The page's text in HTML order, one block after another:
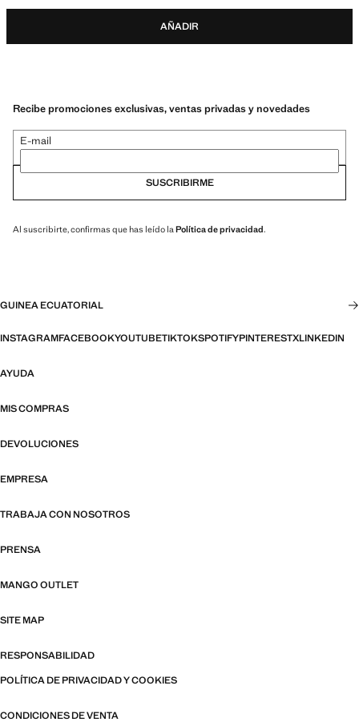
AÑADIR
Recibe promociones exclusivas, ventas privadas y novedades
E-mail
SUSCRIBIRME
Al suscribirte, confirmas que has leído la Política de privacidad.
GUINEA ECUATORIAL
INSTAGRAMFACEBOOKYOUTUBETIKTOKSPOTIFYPINTERESTXLINKEDIN
AYUDA
MIS COMPRAS
DEVOLUCIONES
EMPRESA
TRABAJA CON NOSOTROS
PRENSA
MANGO OUTLET
SITE MAP
RESPONSABILIDAD
POLÍTICA DE PRIVACIDAD Y COOKIES
CONDICIONES DE VENTA